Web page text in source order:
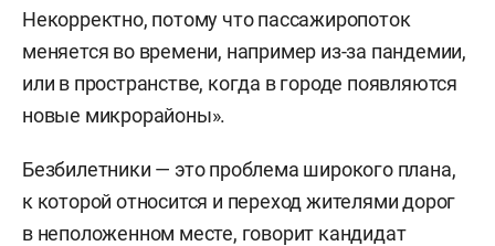
Некорректно, потому что пассажиропоток
меняется во времени, например из-за пандемии,
или в пространстве, когда в городе появляются
новые микрорайоны».
Безбилетники — это проблема широкого плана,
к которой относится и переход жителями дорог
в неположенном месте, говорит кандидат